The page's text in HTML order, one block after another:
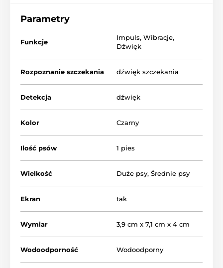
Parametry
Funkcje
Impuls, Wibracje,
Dźwięk
Rozpoznanie szczekania dźwięk szczekania
Detekcja dźwięk
Kolor Czarny
Ilość psów 1 pies
Wielkość Duże psy, Średnie psy
Ekran tak
Wymiar 3,9 cm x 7,1 cm x 4 cm
Wodoodporność Wodoodporny